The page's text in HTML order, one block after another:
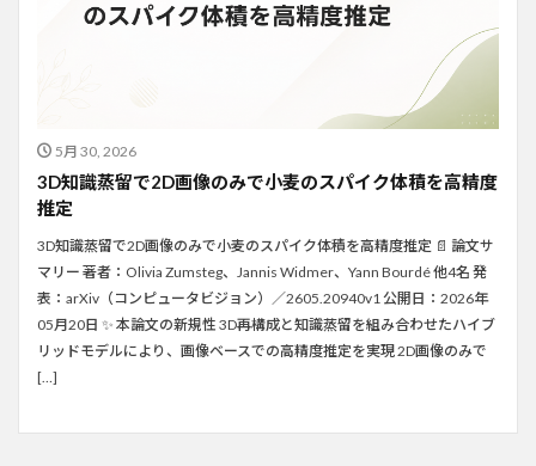
5月 30, 2026
3D知識蒸留で2D画像のみで小麦のスパイク体積を高精度
推定
3D知識蒸留で2D画像のみで小麦のスパイク体積を高精度推定 📄 論文サ
マリー 著者：Olivia Zumsteg、Jannis Widmer、Yann Bourdé 他4名 発
表：arXiv（コンピュータビジョン）／2605.20940v1 公開日：2026年
05月20日 ✨ 本論文の新規性 3D再構成と知識蒸留を組み合わせたハイブ
リッドモデルにより、画像ベースでの高精度推定を実現 2D画像のみで
[…]